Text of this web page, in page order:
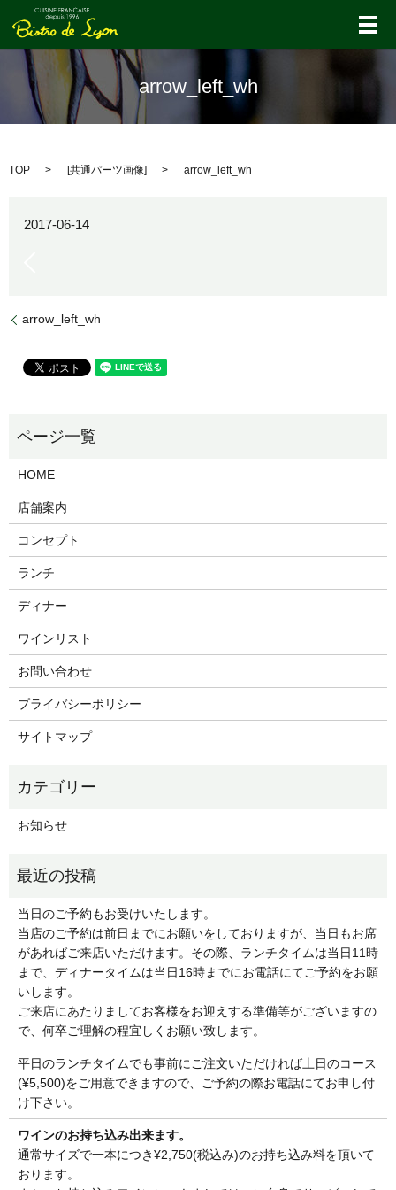
メ
arrow_left_wh
TOP [共通パーツ画像] arrow_left_wh
2017-06-14
arrow_left_wh
HOME
店舗案内
コンセプト
ランチ
ディナー
ワインリスト
お問い合わせ
プライバシーポリシー
サイトマップ
お知らせ
当日のご予約もお受けいたします。
当店のご予約は前日までにお願いをしておりますが、当日もお席
があればご来店いただけます。その際、ランチタイムは当日11時
まで、ディナータイムは当日16時までにお電話にてご予約をお願
いします。
ご来店にあたりましてお客様をお迎えする準備等がございますの
で、何卒ご理解の程宜しくお願い致します。
平日のランチタイムでも事前にご注文いただければ土日のコース
(¥5,500)をご用意できますので、ご予約の際お電話にてお申し付
け下さい。
ワインのお持ち込み出来ます。
通常サイズで一本につき¥2,750(税込み)のお持ち込み料を頂いて
おります。